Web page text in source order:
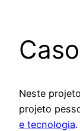
Neste
projeto
e tecnologia